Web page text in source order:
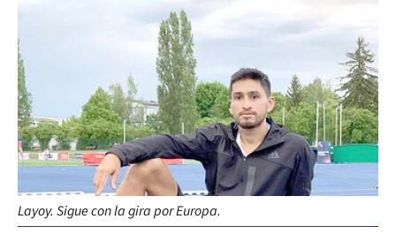
Layoy. Sigue con la gira por Europa.